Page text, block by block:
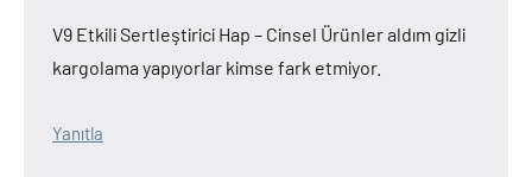
V9 Etkili Sertleştirici Hap – Cinsel Ürünler aldım gizli
kargolama yapıyorlar kimse fark etmiyor.
Yanıtla